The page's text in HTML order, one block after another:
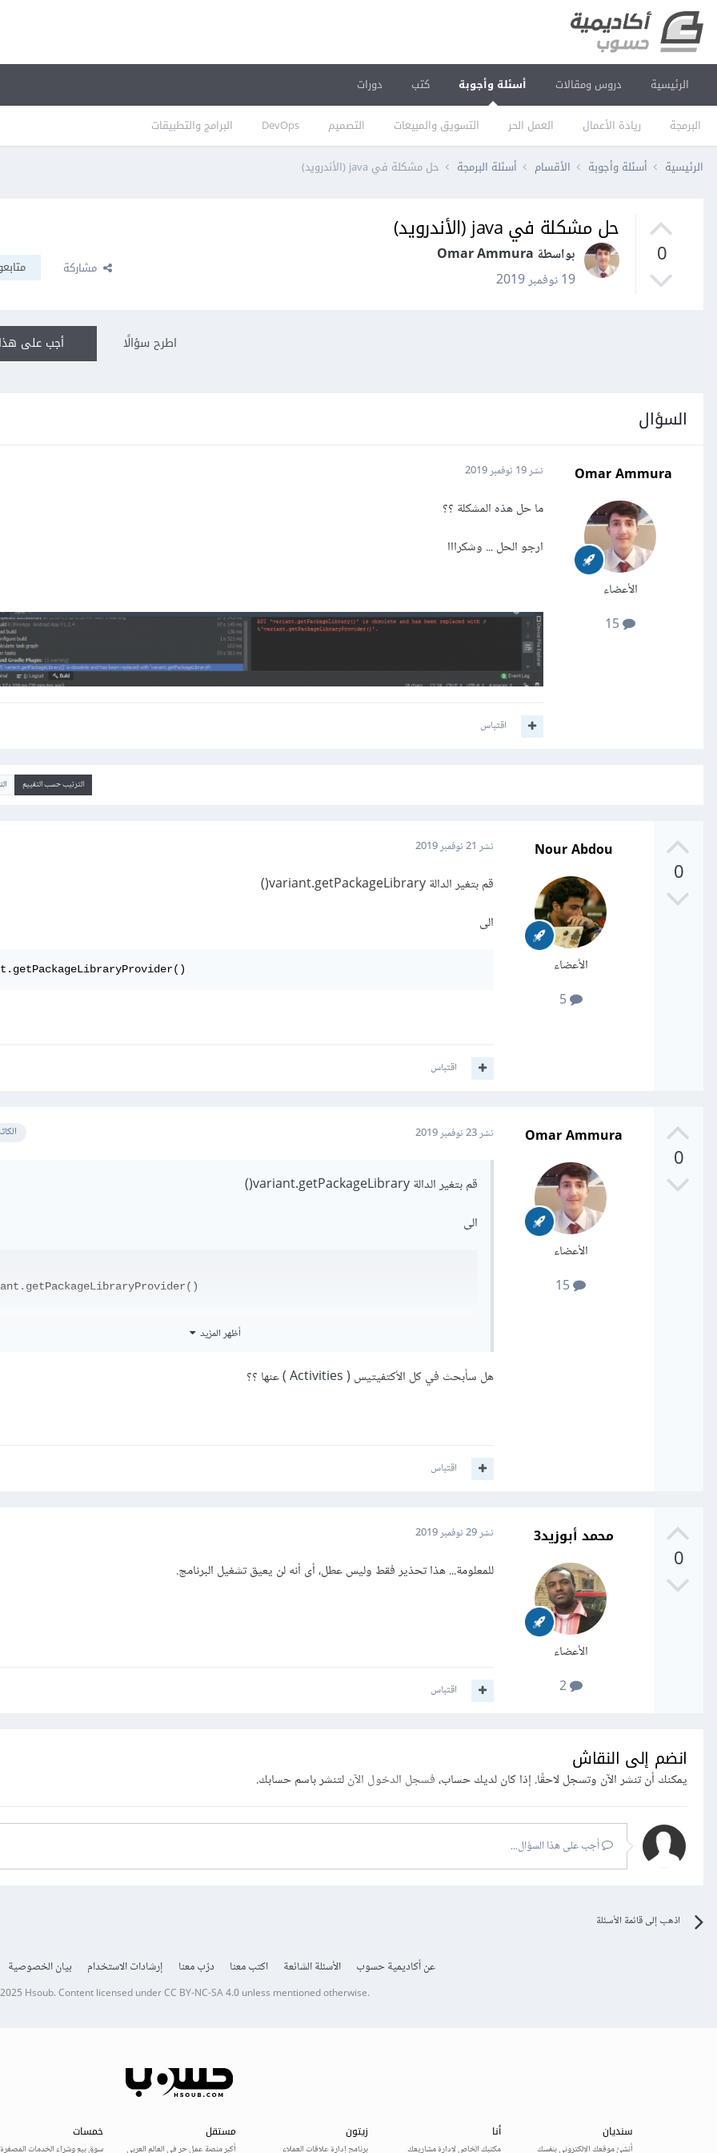
الرئيسية دروس ومقالات أسئلة وأجوبة
البرمجة ريادة الأعمال العمل الحر التسويق والمبيعات التصميم DevOps البرامج والتطبيقات
كتب دورات
الرئيسية أسئلة وأجوبة الأقسام أسئلة البرمجة حل مشكلة في java (الأندرويد)
0
حل مشكلة في java (الأندرويد)
بواسطة Omar Ammura
19 نوفمبر 2019
مشاركة
أجب على اطرح سؤالًا
السؤال
Omar Ammura
الأعضاء
نشر19 نوفمبر 2019
ما حل هذه المشكلة ؟؟
ارجو الحل ... وشكرااا
اقتباس
الترتيب حسب التقييم
0
Nour Abdou
الأعضاء
5
نشر 21 نوفمبر 2019
قم بتغير الدالة variant.getPackageLibrary()
الى
اقتباس
0
Omar Ammura
الأعضاء
نشر23 نوفمبر 2019
قم بتغير الدالة variant.getPackageLibrary()
الى
أظهر المزيد
هل سأبحث في كل الأكتفيتيس ( Activities ) عنها ؟؟
اقتباس
0
محمد أبوزيد3
الأعضاء
2
نشر29 نوفمبر 2019
للمعلومة... هذا تحذير فقط وليس عطل، أى أنه لن يعيق تشغيل البرنامج.
اقتباس
انضم إلى النقاش
يمكنك أن تنشر الآن وتسجل لاحقًا. إذا كان لديك حساب،فسجل الدخول الآنلتنشر باسم حسابك.
أجب على هذا السؤال...
اذهب إلى قائمة الأسئلة
عن أكاديمية حسوب الأسئلة الشائعة اكتب معنا درّب معنا إرشادات الاستخدام بيان الخصوصية
Hsoub.Content licensed underCC BY-NC-SA 4.0unless mentioned otherwise.